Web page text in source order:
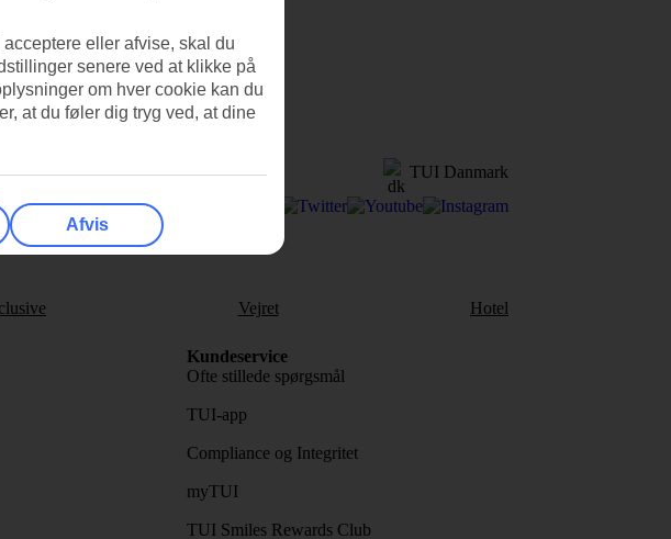
TUI Danmark
Vejret Hotel
Kundeservice
Ofte stillede spørgsmål
TUI-app
Compliance og Integritet
myTUI
TUI Smiles Rewards Club
eller afvise, skal du
senere ved at klikke på
om hver cookie kan du
at du føler dig tryg ved, at dine
Afvis